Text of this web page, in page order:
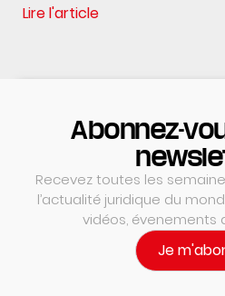
Lire l'article
Abonnez-
Recevez toutes les
l’actualité juridique du
vidéos, évenements
Je